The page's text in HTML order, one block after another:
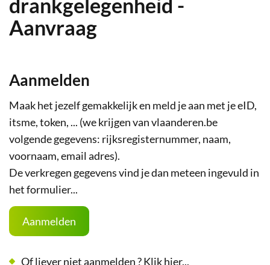
drankgelegenheid -
Aanvraag
Aanmelden
Maak het jezelf gemakkelijk en meld je aan met je eID,
itsme, token, ... (we krijgen van vlaanderen.be
volgende gegevens: rijksregisternummer, naam,
voornaam, email adres).
De verkregen gegevens vind je dan meteen ingevuld in
het formulier...
Aanmelden
Of liever niet aanmelden ? Klik hier...